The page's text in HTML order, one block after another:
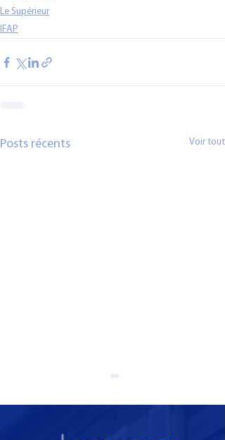
Le Supérieur
IFAP
Posts récents Voir tout